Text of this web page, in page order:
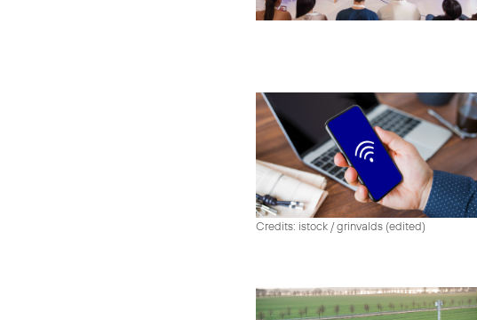
Credits: istock / grinvalds (edited)